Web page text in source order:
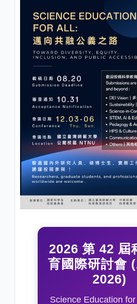
2026 第 42 屆
育國際研討會
2026)
Science Education for